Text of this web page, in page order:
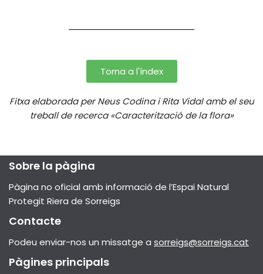
Torna a l'índex
Fitxa elaborada per Neus Codina i Rita Vidal amb el seu
treball de recerca «Caracterització de la flora»
Sobre la pàgina
Pàgina no oficial amb informació de l’Espai Natural
Protegit Riera de Sorreigs
Contacte
Podeu enviar-nos un missatge a sorreigs@sorreigs.cat
Pàgines principals